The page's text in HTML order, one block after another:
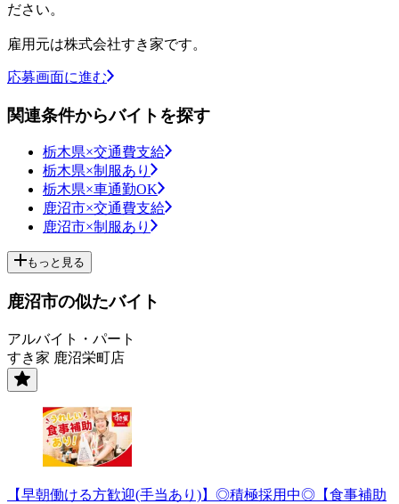
ださい。
雇用元は株式会社すき家です。
応募画面に進む
関連条件からバイトを探す
栃木県×交通費支給
栃木県×制服あり
栃木県×車通勤OK
鹿沼市×交通費支給
鹿沼市×制服あり
もっと見る
鹿沼市の似たバイト
アルバイト・パート
すき家 鹿沼栄町店
【早朝働ける方歓迎(手当あり)】◎積極採用中◎【食事補助